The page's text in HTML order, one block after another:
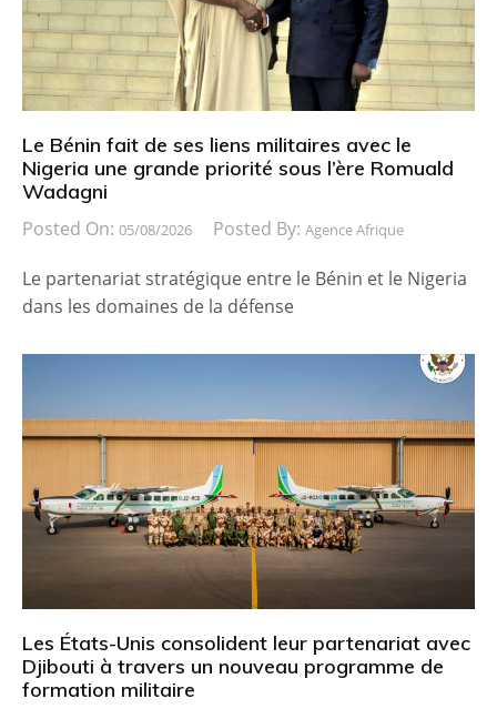
Le Bénin fait de ses liens militaires avec le
Nigeria une grande priorité sous l’ère Romuald
Wadagni
Posted On: 05/08/2026 Posted By: Agence Afrique
Le partenariat stratégique entre le Bénin et le Nigeria
dans les domaines de la défense
Les États-Unis consolident leur partenariat avec
Djibouti à travers un nouveau programme de
formation militaire